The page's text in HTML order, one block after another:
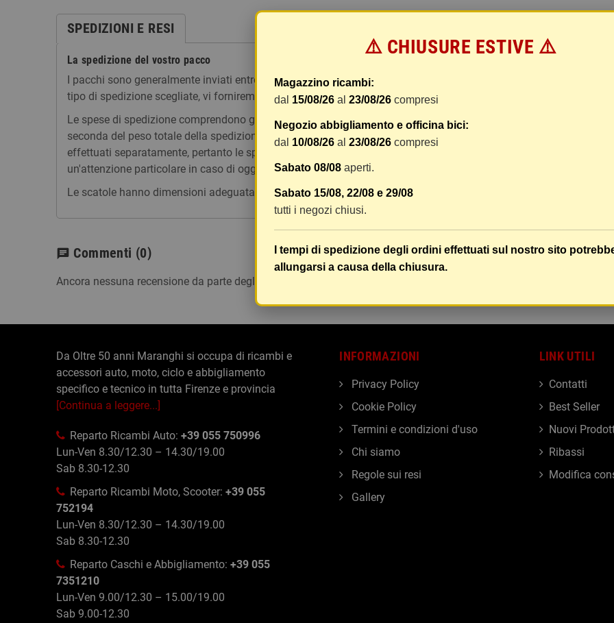
SPEDIZIONI E RESI
La spedizione del vostro pacco
I pacchi sono generalmente inviati entro 2 giorni dal ricevimento del pagamento e vengono spediti tramite BRT
tipo di spedizione scegliate, vi forniremo un link per tracciare il vostro pacco online.
Le spese di spedizione comprendono gli oneri di gestione e imballaggio e le spese postali. I costi di gestione
seconda del peso totale della spedizione. Vi consigliamo di raggruppare i vostri articoli in un unico ordine. Non
effettuati separatamente, pertanto le spese di spedizione saranno addebitate per ognuno di essi. Il vostro pacco
un'attenzione particolare in caso di oggetti fragili.
Le scatole hanno dimensioni adeguatamente ampie e i vostri articoli son ben protetti.
chat Commenti (0)
Ancora nessuna recensione da parte degli utenti.
⚠️ CHIUSURE ESTIVE ⚠️
Magazzino ricambi:
dal 15/08/26 al 23/08/26 compresi
Negozio abbigliamento e officina bici:
dal 10/08/26 al 23/08/26 compresi
Sabato 08/08 aperti.
Sabato 15/08, 22/08 e 29/08
tutti i negozi chiusi.
I tempi di spedizione degli ordini effettuati sul nostro sito
allungarsi a causa della chiusura.
Da Oltre 50 anni Maranghi si occupa di ricambi e
accessori auto, moto, ciclo e abbigliamento
specifico e tecnico in tutta Firenze e provincia
[Continua a leggere...]
Reparto Ricambi Auto: +39 055 750996
Lun-Ven 8.30/12.30 – 14.30/19.00
Sab 8.30-12.30
Reparto Ricambi Moto, Scooter: +39 055
752194
Lun-Ven 8.30/12.30 – 14.30/19.00
Sab 8.30-12.30
Reparto Caschi e Abbigliamento: +39 055
7351210
Lun-Ven 9.00/12.30 – 15.00/19.00
Sab 9.00-12.30
LINK UTILI
Contatti
Best Seller
Nuovi
Ribassi
Modifica
INFORMAZIONI
Privacy Policy
Cookie Policy
Termini e condizioni d'uso
Chi siamo
Regole sui resi
Gallery